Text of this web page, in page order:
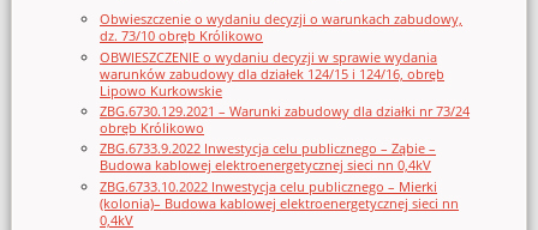
Obwieszczenie o wydaniu decyzji o warunkach zabudowy,
dz. 73/10 obręb Królikowo
OBWIESZCZENIE o wydaniu decyzji w sprawie wydania
warunków zabudowy dla działek 124/15 i 124/16, obręb
Lipowo Kurkowskie
ZBG.6730.129.2021 – Warunki zabudowy dla działki nr 73/24
obręb Królikowo
ZBG.6733.9.2022 Inwestycja celu publicznego – Ząbie –
Budowa kablowej elektroenergetycznej sieci nn 0,4kV
ZBG.6733.10.2022 Inwestycja celu publicznego – Mierki
(kolonia)– Budowa kablowej elektroenergetycznej sieci nn
0,4kV